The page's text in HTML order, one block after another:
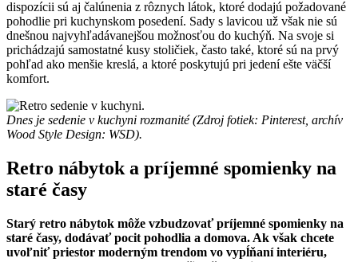
dispozícii sú aj čalúnenia z rôznych látok, ktoré dodajú požadované
pohodlie pri kuchynskom posedení. Sady s lavicou už však nie sú
dnešnou najvyhľadávanejšou možnosťou do kuchýň. Na svoje si
prichádzajú samostatné kusy stoličiek, často také, ktoré sú na prvý
pohľad ako menšie kreslá, a ktoré poskytujú pri jedení ešte väčší
komfort.
Dnes je sedenie v kuchyni rozmanité (Zdroj fotiek: Pinterest, archív
Wood Style Design: WSD).
Retro nábytok a príjemné spomienky na
staré časy
Starý retro nábytok môže vzbudzovať príjemné spomienky na
staré časy, dodávať pocit pohodlia a domova. Ak však chcete
uvoľniť priestor moderným trendom vo vypĺňaní interiéru,